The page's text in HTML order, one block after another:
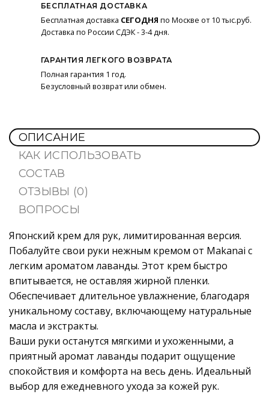
БЕСПЛАТНАЯ ДОСТАВКА
Бесплатная доставка СЕГОДНЯ по Москве от 10 тыс.руб.
Доставка по России СДЭК - 3-4 дня.
ГАРАНТИЯ ЛЕГКОГО ВОЗВРАТА
Полная гарантия 1 год.
Безусловный возврат или обмен.
ОПИСАНИЕ
КАК ИСПОЛЬЗОВАТЬ
СОСТАВ
ОТЗЫВЫ (0)
ВОПРОСЫ
Японский крем для рук, лимитированная версия.
Побалуйте свои руки нежным кремом от Makanai с
легким ароматом лаванды. Этот крем быстро
впитывается, не оставляя жирной пленки.
Обеспечивает длительное увлажнение, благодаря
уникальному составу, включающему натуральные
масла и экстракты.
Ваши руки останутся мягкими и ухоженными, а
приятный аромат лаванды подарит ощущение
спокойствия и комфорта на весь день. Идеальный
выбор для ежедневного ухода за кожей рук.